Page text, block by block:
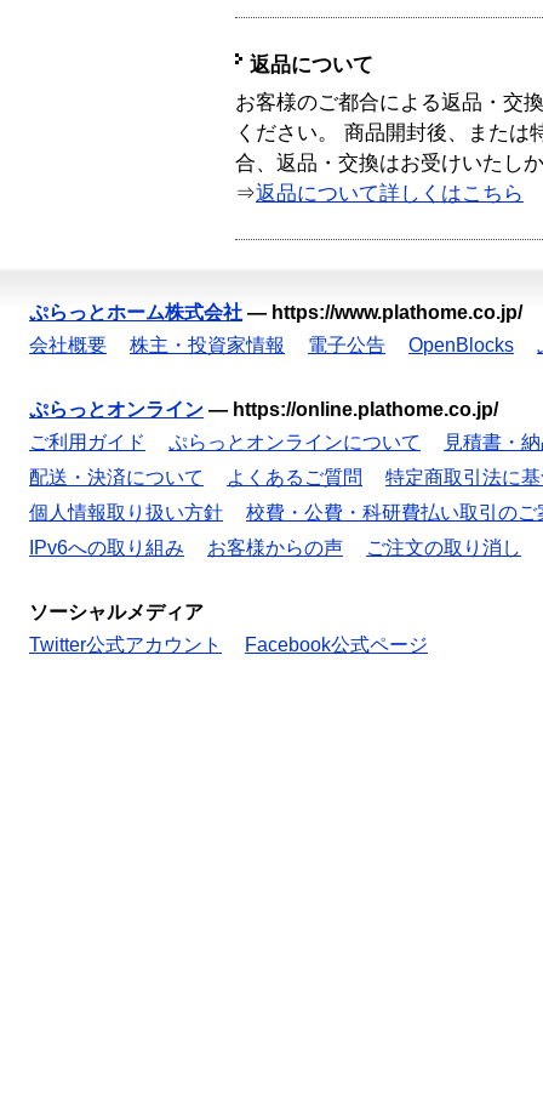
返品について
お客様のご都合による返品・交
ください。 商品開封後、または
合、返品・交換はお受けいたし
⇒返品について詳しくはこちら
ぷらっとホーム株式会社 — https://www.plathome.co.jp/
会社概要
株主・投資家情報 電子公告 OpenBlocks
ぷらっとオンライン — https://online.plathome.co.jp/
ご利用ガイド
ぷらっとオンラインについて
見積書・
配送・決済について
よくあるご質問
特定商取引法に
個人情報取り扱い方針
校費・公費・科研費払い取引のご
IPv6への取り組み
お客様からの声 ご注文の取り消し
ソーシャルメディア
Twitter公式アカウント
Facebook公式ページ